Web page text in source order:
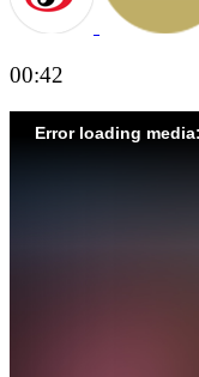
00:42
Error loading